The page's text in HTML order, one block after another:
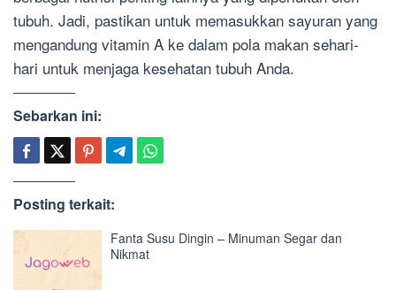
tubuh. Jadi, pastikan untuk memasukkan sayuran yang
mengandung vitamin A ke dalam pola makan sehari-
hari untuk menjaga kesehatan tubuh Anda.
Sebarkan ini:
Posting terkait:
Fanta Susu Dingin – Minuman Segar dan
Nikmat